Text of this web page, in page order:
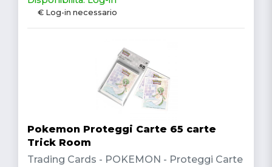
€ Log-in necessario
Pokemon Proteggi Carte 65 carte
Trick Room
Trading Cards - POKEMON - Proteggi Carte